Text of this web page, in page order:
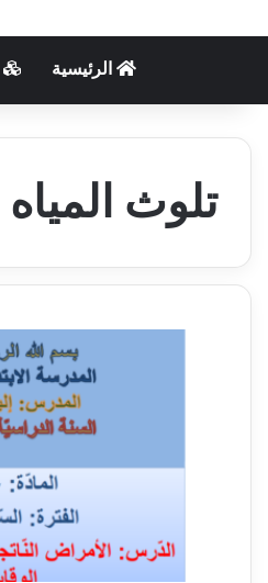
الرئيسية
تلوث المياه